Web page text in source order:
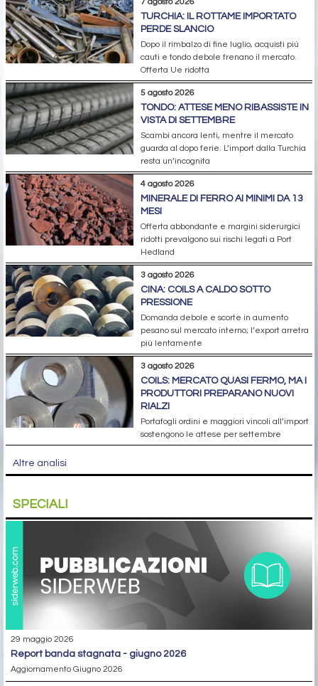
TURCHIA: IL ROTTAME IMPORTATO
PERDE SLANCIO
Dopo il rimbalzo di fine luglio, acquisti più
cauti e tondo debole frenano il mercato.
Offerta Ue ridotta
5 agosto 2026
TONDO: ATTESE MENO RIBASSISTE IN
VISTA DI SETTEMBRE
Scambi ancora lenti, mentre il mercato
guarda al dopo ferie. L’import dalla Turchia
resta un’incognita
4 agosto 2026
MINERALE DI FERRO AI MINIMI DA 13
MESI
Offerta abbondante e margini siderurgici
ridotti prevalgono sui rischi legati a Port
Hedland
3 agosto 2026
CINA: COILS A CALDO SOTTO
PRESSIONE
Domanda debole e scorte in aumento
pesano sul mercato interno; l’export arretra
più lentamente
3 agosto 2026
COILS: MERCATO QUASI FERMO, MA I
PRODUTTORI PREPARANO NUOVI
RIALZI
Portafogli ordini e maggiori vincoli all’import
sostengono le attese per settembre
Altre analisi
SPECIALI
29 maggio 2026
report banda stagnata - giugno 2026
Aggiornamento Giugno 2026